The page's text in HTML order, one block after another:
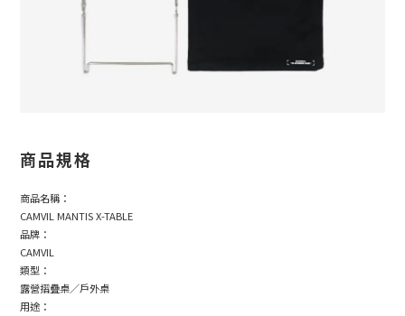
商品規格
商品名稱：
CAMVIL MANTIS X-TABLE
品牌：
CAMVIL
類型：
露營摺疊桌／戶外桌
用途：